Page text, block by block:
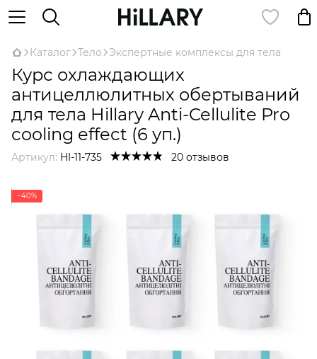
Каталог Тело Экспертные комплексы для тела
Курс охлаждающих
антицеллюлитных обертываний
для тела Hillary Anti-Cellulite Pro
cooling effect (6 уп.)
Артикул: HI-11-735 20 отзывов
−40%